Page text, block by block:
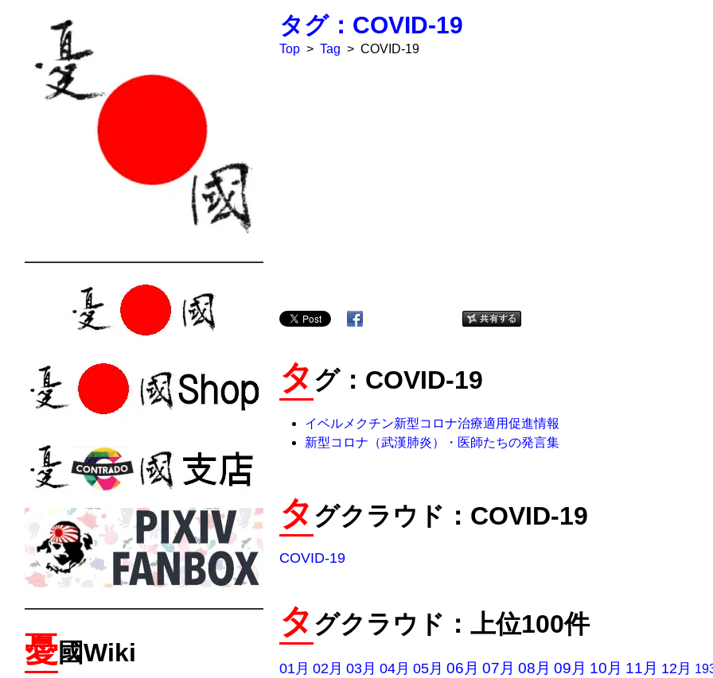
憂國Wiki
タグ：COVID-19
Top > Tag > COVID-19
タ グ：COVID-19
イベルメクチン新型コロナ治療適用促進情報
新型コロナ（武漢肺炎）・医師たちの発言集
タ グクラウド：COVID-19
COVID-19
タ グクラウド：上位100件
01月 02月 03月 04月 05月 06月 07月 08月 09月 10月 11月 12月